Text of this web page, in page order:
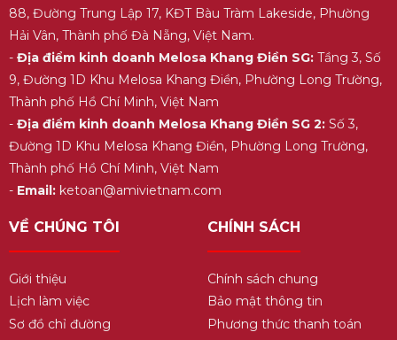
88, Đường Trung Lập 17, KĐT Bàu Tràm Lakeside, Phường
Hải Vân, Thành phố Đà Nẵng, Việt Nam.
- Địa điểm kinh doanh Melosa Khang Điền SG:Tầng 3, Số
9, Đường 1D Khu Melosa Khang Điền, Phường Long Trường,
Thành phố Hồ Chí Minh, Việt Nam
- Địa điểm kinh doanh Melosa Khang Điền SG 2:Số 3,
Đường 1D Khu Melosa Khang Điền, Phường Long Trường,
Thành phố Hồ Chí Minh, Việt Nam
- Email:ketoan@amivietnam.com
VỀ CHÚNG TÔI
Giới thiệu
Lịch làm việc
Sơ đồ chỉ đường
CHÍNH SÁCH
Chính sách chung
Bảo mật thông tin
Phương thức thanh toán